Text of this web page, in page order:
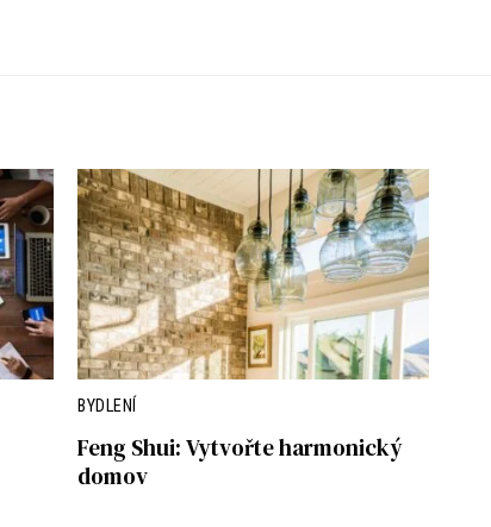
BYDLENÍ
Feng Shui: Vytvořte harmonický
domov